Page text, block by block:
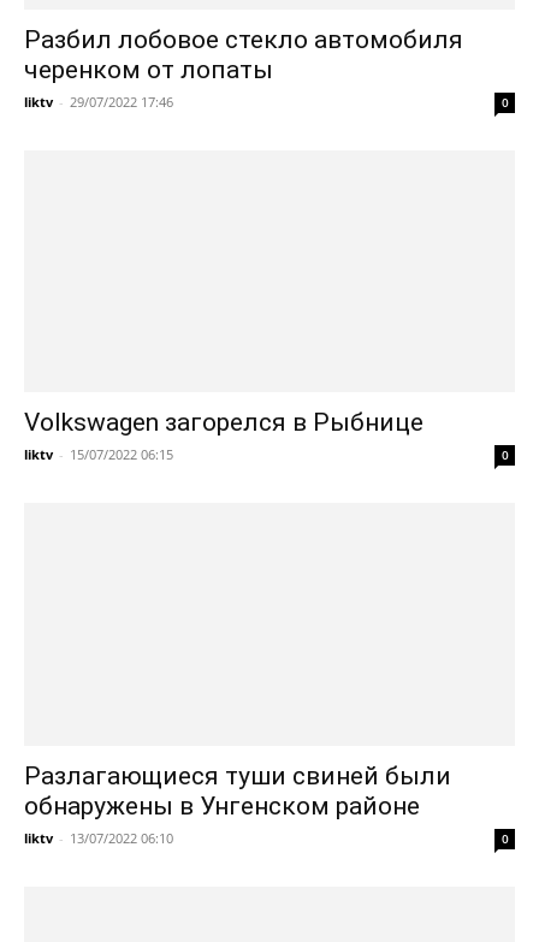
Разбил лобовое стекло автомобиля
черенком от лопаты
liktv - 29/07/2022 17:46 0
Volkswagen загорелся в Рыбнице
liktv - 15/07/2022 06:15 0
Разлагающиеся туши свиней были
обнаружены в Унгенском районе
liktv - 13/07/2022 06:10 0